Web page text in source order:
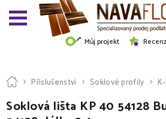
Můj projekt
Příslušenství Soklové profily
Soklová lišta KP 40 54128